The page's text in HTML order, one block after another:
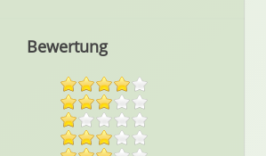
Bewertung